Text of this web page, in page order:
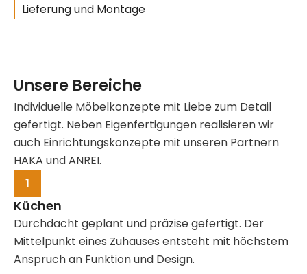
Lieferung und Montage
Unsere Bereiche
Individuelle Möbelkonzepte mit Liebe zum Detail
gefertigt. Neben Eigenfertigungen realisieren wir
auch Einrichtungskonzepte mit unseren Partnern
HAKA und ANREI.
1
Küchen
Durchdacht geplant und präzise gefertigt. Der
Mittelpunkt eines Zuhauses entsteht mit höchstem
Anspruch an Funktion und Design.